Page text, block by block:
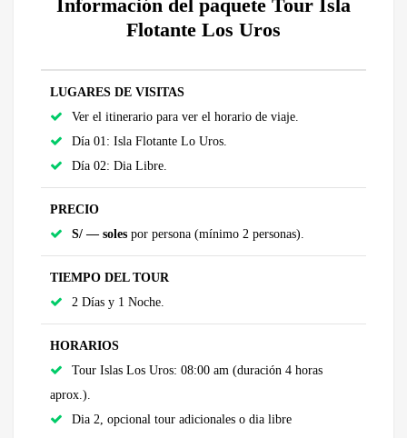
Información del paquete Tour Isla
Flotante Los Uros
LUGARES DE VISITAS
Ver el itinerario para ver el horario de viaje.
Día 01: Isla Flotante Lo Uros.
Día 02: Dia Libre.
PRECIO
S/ — soles por persona (mínimo 2 personas).
TIEMPO DEL TOUR
2 Días y 1 Noche.
HORARIOS
Tour Islas Los Uros: 08:00 am (duración 4 horas
aprox.).
Dia 2, opcional tour adicionales o dia libre